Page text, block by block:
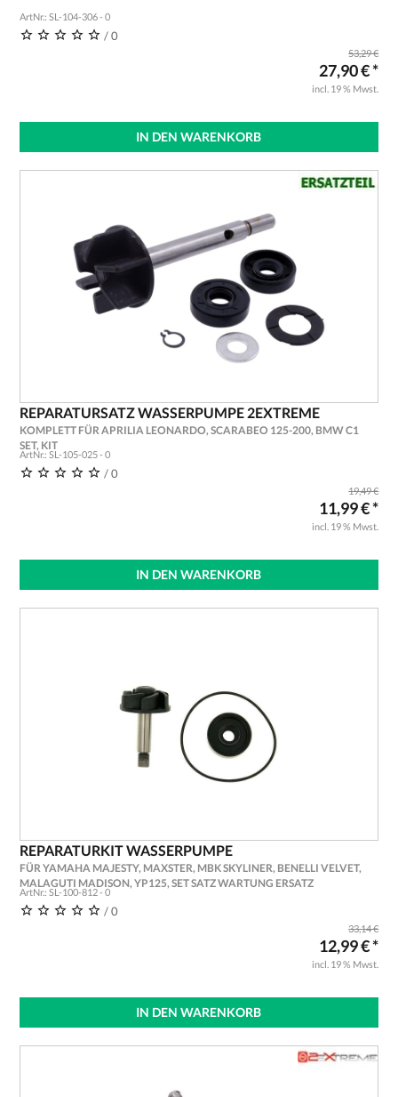
ArtNr.: SL-104-306 - 0
/ 0
53,29 €
27,90 € *
incl. 19 % Mwst.
IN DEN WARENKORB
REPARATURSATZ WASSERPUMPE 2EXTREME
KOMPLETT FÜR APRILIA LEONARDO, SCARABEO 125-200, BMW C1
SET, KIT
ArtNr.: SL-105-025 - 0
/ 0
19,49 €
11,99 € *
incl. 19 % Mwst.
IN DEN WARENKORB
REPARATURKIT WASSERPUMPE
FÜR YAMAHA MAJESTY, MAXSTER, MBK SKYLINER, BENELLI VELVET,
MALAGUTI MADISON, YP125, SET SATZ WARTUNG ERSATZ
ArtNr.: SL-100-812 - 0
/ 0
33,14 €
12,99 € *
incl. 19 % Mwst.
IN DEN WARENKORB